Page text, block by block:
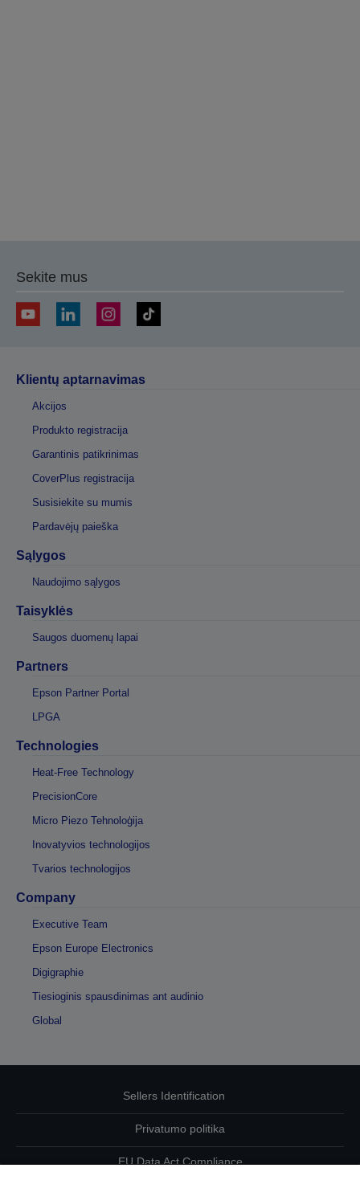
Sekite mus
Klientų aptarnavimas
Akcijos
Produkto registracija
Garantinis patikrinimas
CoverPlus registracija
Susisiekite su mumis
Pardavėjų paieška
Sąlygos
Naudojimo sąlygos
Taisyklės
Saugos duomenų lapai
Partners
Epson Partner Portal
LPGA
Technologies
Heat-Free Technology
PrecisionCore
Micro Piezo Tehnoloģija
Inovatyvios technologijos
Tvarios technologijos
Company
Executive Team
Epson Europe Electronics
Digigraphie
Tiesioginis spausdinimas ant audinio
Global
Sellers Identification
Privatumo politika
EU Data Act Compliance